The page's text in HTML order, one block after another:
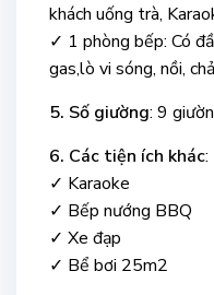
khách uống trà,
✓ 1 phòng bếp: Có
gas,lò vi sóng, nồi,
5. Số giường: 9
6. Các tiện ích khác:
✓ Karaoke
✓ Bếp nướng BBQ
✓ Xe đạp
✓ Bể bơi 25m2